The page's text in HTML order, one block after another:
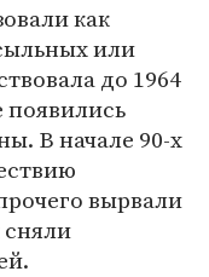
как
или
до 1964
появились
В начале 90-х
вырвали
сняли